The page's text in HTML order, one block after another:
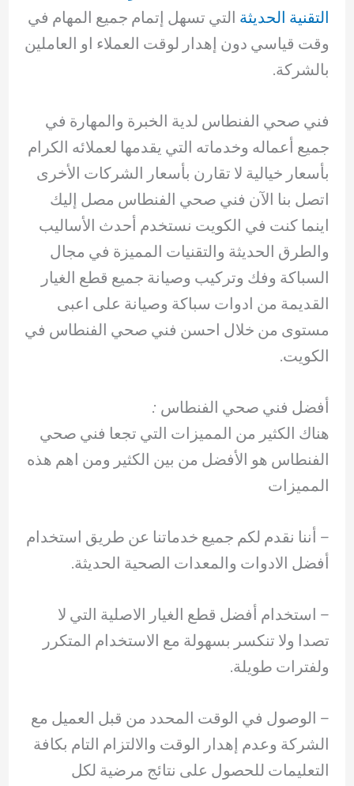
التقنية الحديثة التي تسهل إتمام جميع المهام في
وقت قياسي دون إهدار لوقت العملاء او العاملين
بالشركة.
فني صحي الفنطاس لدية الخبرة والمهارة في
جميع أعماله وخدماته التي يقدمها لعملائه الكرام
بأسعار خيالية لا تقارن بأسعار الشركات الأخرى
اتصل بنا الآن فني صحي الفنطاس مصل إليك
اينما كنت في الكويت نستخدم أحدث الأساليب
والطرق الحديثة والتقنيات المميزة في مجال
السباكة وفك وتركيب وصيانة جميع قطع الغيار
القديمة من ادوات سباكة وصيانة على اعبى
مستوى من خلال احسن فني صحي الفنطاس في
الكويت.
أفضل فني صحي الفنطاس :
هناك الكثير من المميزات التي تجعا فني صحي
الفنطاس هو الأفضل من بين الكثير ومن اهم هذه
المميزات
– أننا نقدم لكم جميع خدماتنا عن طريق استخدام
أفضل الادوات والمعدات الصحية الحديثة.
– ‏استخدام أفضل قطع الغيار الاصلية التي لا
تصدا ولا تنكسر بسهولة مع الاستخدام المتكرر
ولفترات طويلة.
– ‏الوصول في الوقت المحدد من قبل العميل مع
الشركة وعدم إهدار الوقت والالتزام التام بكافة
التعليمات للحصول على نتائج مرضية لكل